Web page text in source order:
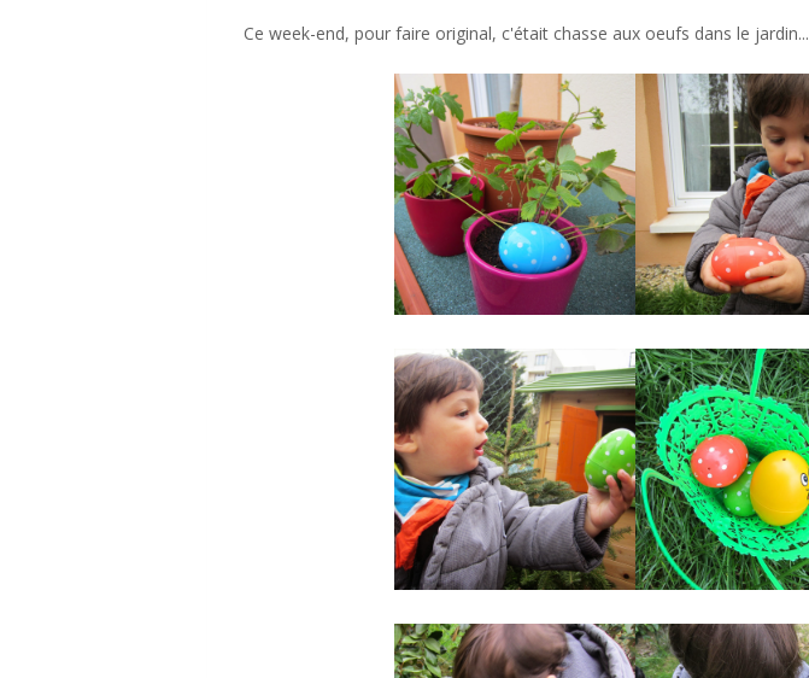
Ce week-end, pour faire original, c'était chasse aux oeufs dans le jardin...